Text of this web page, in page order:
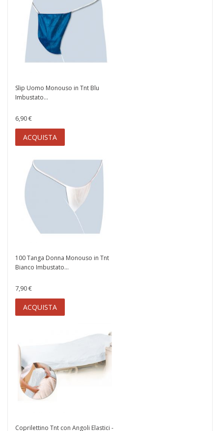
Slip Uomo Monouso in Tnt Blu
Imbustato...
6,90 €
ACQUISTA
100 Tanga Donna Monouso in Tnt
Bianco Imbustato...
7,90 €
ACQUISTA
Coprilettino Tnt con Angoli Elastici -